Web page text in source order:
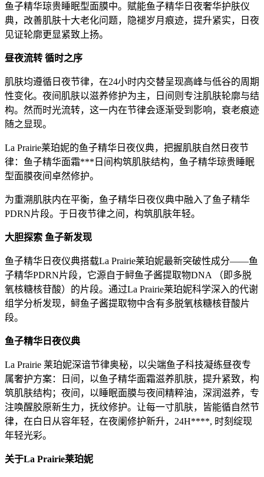
鱼子精华琼贵睡眠型面膜中。赋能鱼子精华日夜奢华护肤仪
典，改善肌肤十大老化问题，隐褪岁月痕迹，提升紧实，日夜
见证轮廓更显紧致上扬。
昼夜流转 循时之序
肌肤均遵循日夜节律，在24小时内交替呈现高峰与低谷的周期
性变化。夜间肌肤以滋养修护为主，日间则专注肌肤轮廓与结
构。然而时光流转，这一内在节律会逐渐受到影响，衰老痕迹
随之显现。
La Prairie莱珀妮的鱼子精华日夜仪典，把握肌肤自然日夜节
律：鱼子精华面霜***日间构筑肌肤结构，鱼子精华琼贵睡眠
型面膜夜间卓然修护。
为重溯肌肤内在平衡，鱼子精华日夜仪典中融入了鱼子精华
PDRN片段。于日夜节律之间，构筑肌肤年轻。
大胆探索 鱼子新发现
鱼子精华日夜仪典搭载La Prairie莱珀妮最新突破性成分——鱼
子精华PDRN片段，它源自于鲟鱼子酱提取物DNA （即多脱
氧核糖核苷酸）的片段。通过La Prairie莱珀妮科学深入的代谢
组学分析发现，鲟鱼子酱提取物中含有多脱氧核糖核苷酸片
段。
鱼子精华日夜仪典
La Prairie 莱珀妮深谙节律奥秘，以尖端鱼子科技凝练昼夜专
属奢护方案：日间，以鱼子精华面霜滋养肌肤，提升紧致，构
筑肌肤结构；夜间，以睡眠面膜与夜间精粹油，深润滋养，专
注唤醒胶原新生力，抚纹修护。让每一寸肌肤，皆能循自然节
律，在白日从容年轻，在夜阑修护新升，24H****, 时刻绽现
年轻光彩。
关于La Prairie莱珀妮